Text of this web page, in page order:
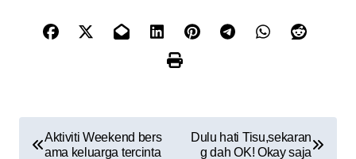
Aktiviti Weekend bers
ama keluarga tercinta
Dulu hati Tisu,sekaran
g dah OK! Okay saja